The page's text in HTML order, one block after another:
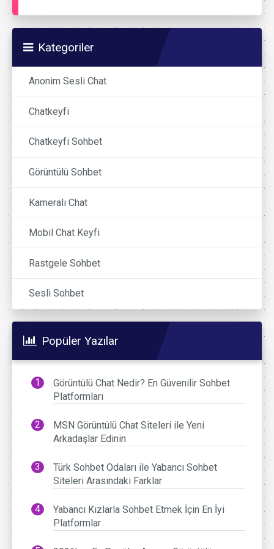
Kategoriler
Anonim Sesli Chat
Chatkeyfi
Chatkeyfi Sohbet
Görüntülü Sohbet
Kameralı Chat
Mobil Chat Keyfi
Rastgele Sohbet
Sesli Sohbet
Popüler Yazılar
Görüntülü Chat Nedir? En Güvenilir Sohbet
Platformları
MSN Görüntülü Chat Siteleri ile Yeni
Arkadaşlar Edinin
Türk Sohbet Odaları ile Yabancı Sohbet
Siteleri Arasındaki Farklar
Yabancı Kızlarla Sohbet Etmek İçin En İyi
Platformlar